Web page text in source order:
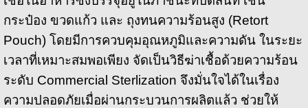
กระป๋อง ขวดแก้ว และ ถุงทนความร้อนสูง (Retort
Pouch) โดยมีการควบคุมอุณหภูมิและความดัน ในระยะ
เวลาที่เหมาะสมพอเพียง จัดเป็นวิธีฆ่าเชื้อด้วยความร้อน
ระดับ Commercial Sterlization จึงมั่นใจได้ในเรื่อง
ความปลอดภัยเมื่อผ่านกระบวนการผลิตแล้ว ช่วยให้